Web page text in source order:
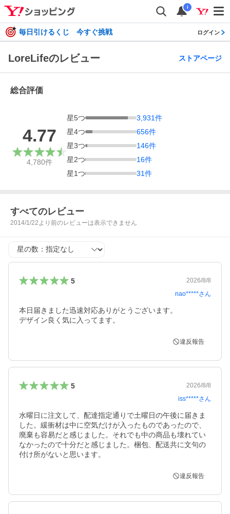
i
毎日引けるくじ 今すぐ挑戦 ログイン
LoreLifeのレビュー ストアページ
総合評価
4.77
4,780件
星5つ 3,931件
星4つ 656件
星3つ 146件
星2つ 16件
星1つ 31件
すべてのレビュー
2014/1/22より前のレビューは表示できません
星の数
5
2026/8/8
nao*****さん
本日届きました迅速対応ありがとうございます。
デザイン良く気に入ってます。
違反報告
5
2026/8/8
iss*****さん
水曜日に注文して、配達指定通りで土曜日の午後に届きま
した。緩衝材は中に空気だけが入ったものであったので、
廃棄も容易だと感じました。それでも中の商品も壊れてい
なかったので十分だと感じました。梱包、配送共に文句の
付け所がないと思います。
違反報告